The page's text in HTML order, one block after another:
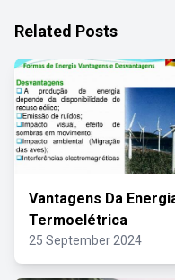
Related Posts
Vantagens Da
Termoelétrica
25 September 2024